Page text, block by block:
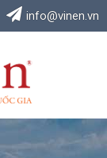
info@vinen.vn